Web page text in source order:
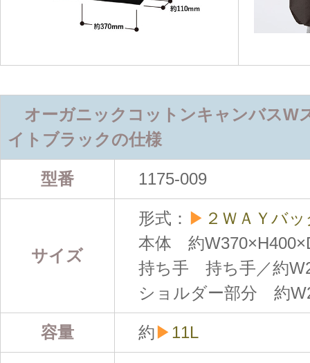
オーガニックコットンキャンバス
イトブラックの仕様
型番 1175-009
サイズ
形式： ▶ ２ＷＡＹバ
本体 約
持ち手 持ち手／約
ショルダー部分 約
容量 約 ▶11L